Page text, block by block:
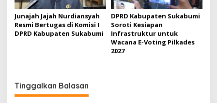
Junajah Jajah Nurdiansyah
Resmi Bertugas di Komisi I
DPRD Kabupaten Sukabumi
DPRD Kabupaten Sukabumi
Soroti Kesiapan
Infrastruktur untuk
Wacana E-Voting Pilkades
2027
Tinggalkan Balasan